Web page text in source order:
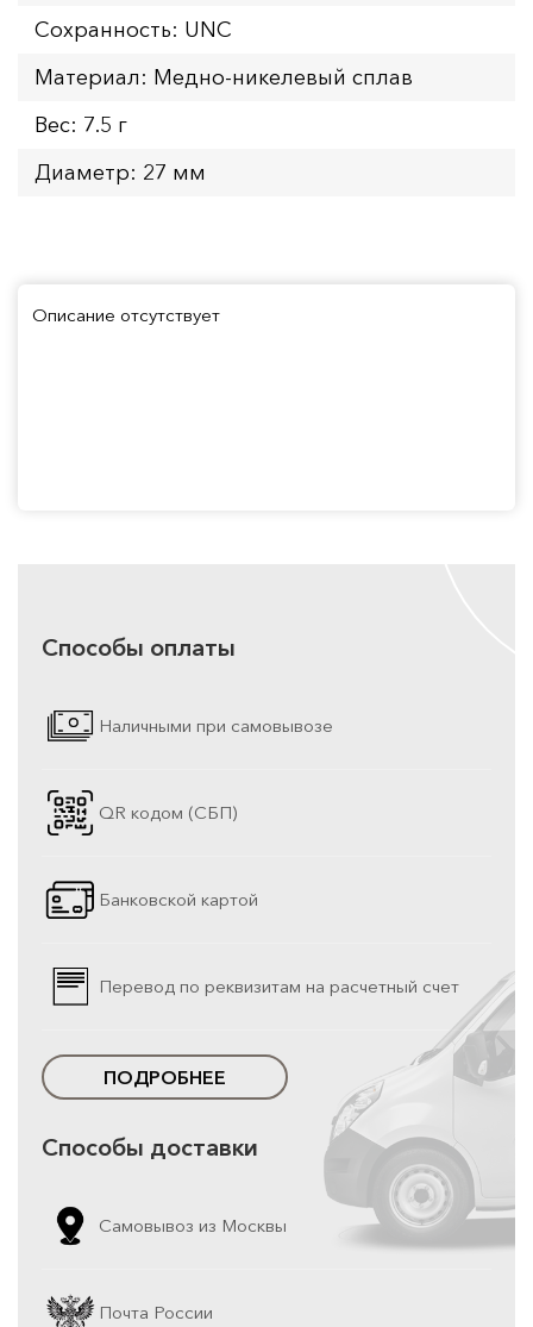
Сохранность: UNC
Материал: Медно-никелевый сплав
Вес: 7.5 г
Диаметр: 27 мм
Описание отсутствует
Способы оплаты
Наличными при самовывозе
QR кодом (СБП)
Банковской картой
Перевод по реквизитам на расчетный счет
ПОДРОБНЕЕ
Способы доставки
Самовывоз из Москвы
Почта России